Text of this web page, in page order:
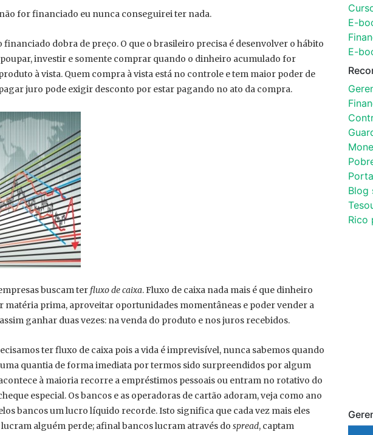
for financiado eu nunca conseguirei ter nada.
dobra de preço. O que o brasileiro precisa é desenvolver o hábito
investir e somente comprar quando o dinheiro acumulado for
à vista. Quem compra à vista está no controle e tem maior poder de
juro pode exigir desconto por estar pagando no ato da compra.
buscam ter fluxo de caixa. Fluxo de caixa nada mais é que dinheiro
matéria prima, aproveitar oportunidades momentâneas e poder vender a
ganhar duas vezes: na venda do produto e nos juros recebidos.
ter fluxo de caixa pois a vida é imprevisível, nunca sabemos quando
quantia de forma imediata por termos sido surpreendidos por algum
à maioria recorre a empréstimos pessoais ou entram no rotativo do
especial. Os bancos e as operadoras de cartão adoram, veja como ano
bancos um lucro líquido recorde. Isto significa que cada vez mais eles
lucram alguém perde; afinal bancos lucram através do spread, captam
E-
E-
Blog
Rico